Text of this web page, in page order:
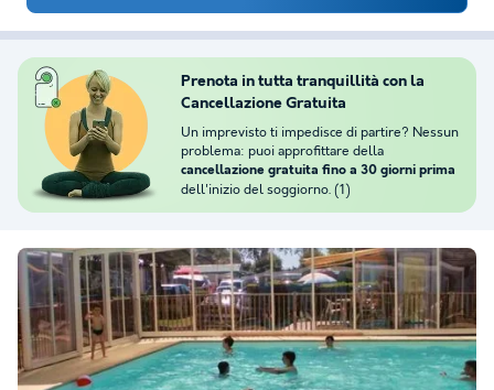
Prenota in tutta tranquillità con la
Cancellazione Gratuita
Un imprevisto ti impedisce di partire? Nessun
problema: puoi approfittare della
cancellazione gratuita fino a 30 giorni prima
dell'inizio del soggiorno. (1)